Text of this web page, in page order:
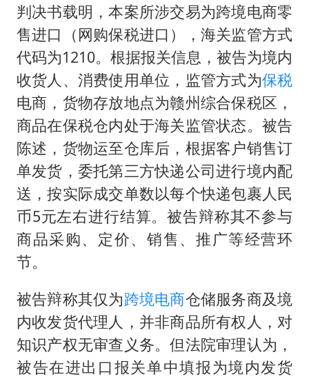
判决书载明，本案所涉交易为跨境电商零
售进口（网购保税进口），海关监管方式
代码为1210。根据报关信息，被告为境内
收货人、消费使用单位，监管方式为保税
电商，货物存放地点为赣州综合保税区，
商品在保税仓内处于海关监管状态。被告
陈述，货物运至仓库后，根据客户销售订
单发货，委托第三方快递公司进行境内配
送，按实际成交单数以每个快递包裹人民
币5元左右进行结算。被告辩称其不参与
商品采购、定价、销售、推广等经营环
节。
被告辩称其仅为跨境电商仓储服务商及境
内收发货代理人，并非商品所有权人，对
知识产权无审查义务。但法院审理认为，
被告在进出口报关单中填报为境内发货